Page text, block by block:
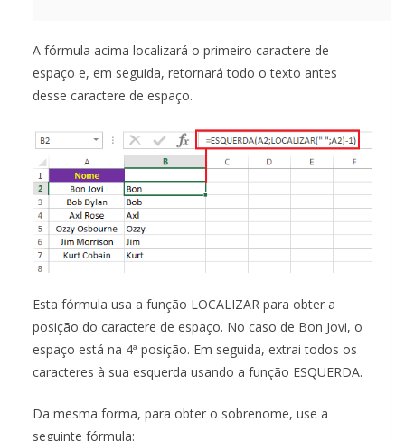
A fórmula acima localizará o primeiro caractere de
espaço e, em seguida, retornará todo o texto antes
desse caractere de espaço.
Esta fórmula usa a função LOCALIZAR para obter a
posição do caractere de espaço. No caso de Bon Jovi, o
espaço está na 4ª posição. Em seguida, extrai todos os
caracteres à sua esquerda usando a função ESQUERDA.
Da mesma forma, para obter o sobrenome, use a
seguinte fórmula: